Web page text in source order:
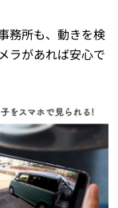
務所も、動きを検
ラがあれば安心で